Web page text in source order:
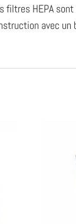
filtres HEPA
avec